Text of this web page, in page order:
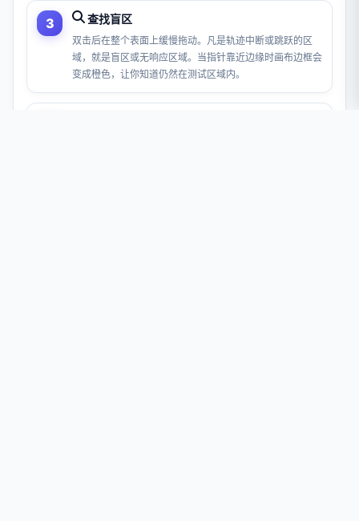
查找盲区
双击后在整个表面上缓慢拖动。凡是轨迹中断或跳跃的区
域，就是盲区或无响应区域。当指针靠近边缘时画布边框会
变成橙色，让你知道仍然在测试区域内。